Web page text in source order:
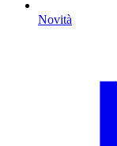
Novità